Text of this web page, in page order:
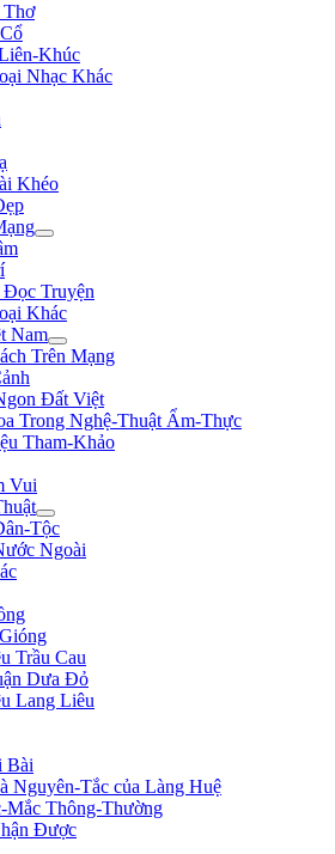
Thơ
Khúc
Nhạc Khác
Khéo
Đọc Truyện
Khác
Nam
Trên Mạng
Đất Việt
Trong Nghệ-Thuật Ẩm-Thực
Tham-Khảo
Vui
Tộc
Ngoài
Trầu Cau
Dưa Đỏ
Lang Liêu
Bài
Nguyên-Tắc của Làng Huệ
Mắc Thông-Thường
Được